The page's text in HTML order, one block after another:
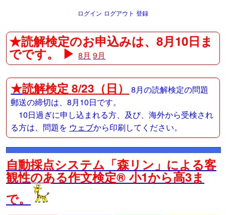
ログイン ログアウト 登録
★読解検定のお申込みは、8月10日ま
でです。 ▶8月 9月
★読解検定 8/23（日）
8月の読解検定の問題
郵送の締切は、8月10日です。
10日過ぎに申し込まれる方、及び、海外から受検され
る方は、問題を ウェブから印刷してください。
自動採点システム「森リン」による客
観性のある作文検定® 小1から高3ま
で。